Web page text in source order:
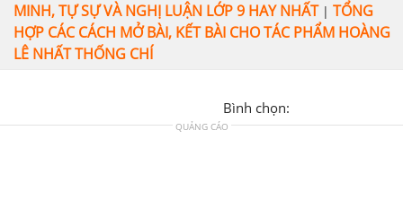
MINH, TỰ SỰ VÀ NGHỊ LUẬN LỚP 9 HAY NHẤT| TỔNG
HỢP CÁC CÁCH MỞ BÀI, KẾT BÀI CHO TÁC PHẨM HOÀNG
LÊ NHẤT THỐNG CHÍ
Bình chọn:
QUẢNG CÁO